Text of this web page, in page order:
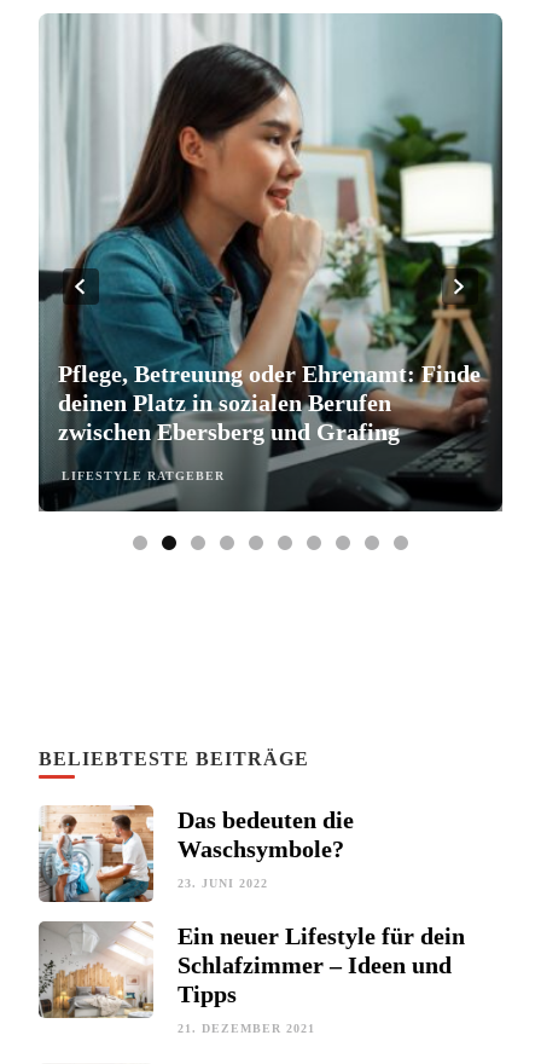
LIFESTYLE RATGEBER
Pflege, Betreuung oder Ehrenamt: Finde
deinen Platz in sozialen Berufen
zwischen Ebersberg und Grafing
BELIEBTESTE BEITRÄGE
Das bedeuten die
Waschsymbole?
23. JUNI 2022
Ein neuer Lifestyle für dein
Schlafzimmer – Ideen und
Tipps
21. DEZEMBER 2021